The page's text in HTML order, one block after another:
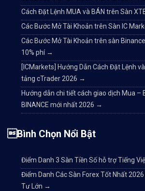
Cách Đặt Lệnh MUA và BÁN trên Sàn
Các Bước Mở Tài Khoản trên Sàn IC
Các Bước Mở Tài Khoản trên sàn
10% phí →
[ICMarkets] Hướng Dẫn Cách Đặt Lệnh
tảng cTrader 2026 →
Hướng dẫn chi tiết cách giao dịch Mua –
BINANCE mới nhất 2026 →
Bình Chọn Nổi Bật
Điểm Danh 3 Sàn Tiền Số hỗ trợ Tiếng
Điểm Danh Các Sàn Forex Tốt Nhất
Tư Lớn →